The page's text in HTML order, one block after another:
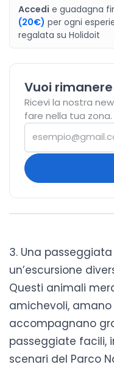
Accedi e guadagna
(20€) per ogni
regalata su Holidoit
Vuoi
Ricevi la nostra
fare nella tua zona.
3. Una
un’escursione
Questi animali
amichevoli,
accompagnano
passeggiate facili,
scenari del Parco